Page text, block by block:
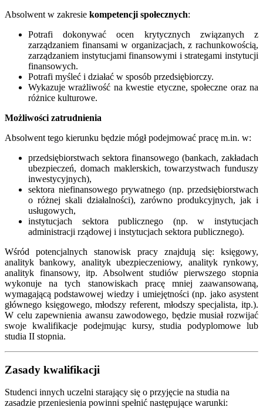
Absolwent w zakresie kompetencji społecznych:
Potrafi dokonywać ocen krytycznych związanych z
zarządzaniem finansami w organizacjach, z rachunkowością,
zarządzaniem instytucjami finansowymi i strategami instytucji
finansowych.
Potrafi myśleć i działać w sposób przedsiębiorczy.
Wykazuje wrażliwość na kwestie etyczne, społeczne oraz na
różnice kulturowe.
Możliwości zatrudnienia
Absolwent tego kierunku będzie mógł podejmować pracę m.in. w:
przedsiębiorstwach sektora finansowego (bankach, zakładach
ubezpieczeń, domach maklerskich, towarzystwach funduszy
inwestycyjnych),
sektora niefinansowego prywatnego (np. przedsiębiorstwach
o różnej skali działalności), zarówno produkcyjnych, jak i
usługowych,
instytucjach sektora publicznego (np. w instytucjach
administracji rządowej i instytucjach sektora publicznego).
Wśród potencjalnych stanowisk pracy znajdują się: księgowy,
analityk bankowy, analityk ubezpieczeniowy, analityk rynkowy,
analityk finansowy, itp. Absolwent studiów pierwszego stopnia
wykonuje na tych stanowiskach pracę mniej zaawansowaną,
wymagającą podstawowej wiedzy i umiejętności (np. jako asystent
głównego księgowego, młodszy referent, młodszy specjalista, itp.).
W celu zapewnienia awansu zawodowego, będzie musiał rozwijać
swoje kwalifikacje podejmując kursy, studia podyplomowe lub
studia II stopnia.
Zasady kwalifikacji
Studenci innych uczelni starający się o przyjęcie na studia na
zasadzie przeniesienia powinni spełnić następujące warunki: